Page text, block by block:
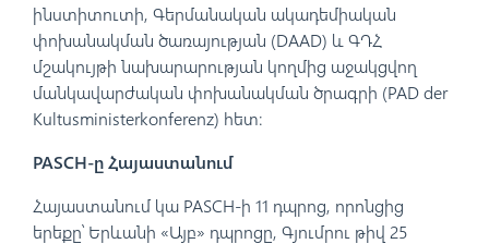
ինստիտուտի, Գերմանական ակադեմիական
փոխանակման ծառայության (DAAD) և ԳԴՀ
մշակույթի նախարարության կողմից աջակցվող
մանկավարժական փոխանակման ծրագրի (PAD der
Kultusministerkonferenz) հետ։
PASCH-ը Հայաստանում
Հայաստանում կա PASCH-ի 11 դպրոց, որոնցից
երեքը՝ Երևանի «Այբ» դպրոցը, Գյումրու թիվ 25